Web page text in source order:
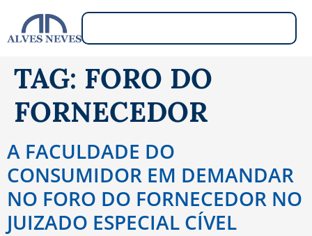
TAG: FORO DO
FORNECEDOR
A FACULDADE DO
CONSUMIDOR EM DEMANDAR
NO FORO DO FORNECEDOR NO
JUIZADO ESPECIAL CÍVEL